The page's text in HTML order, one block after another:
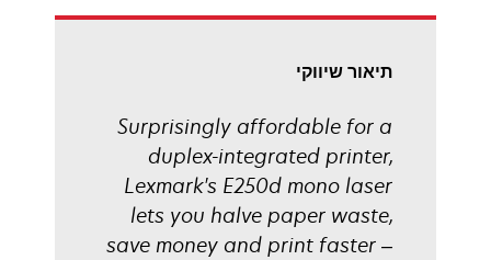
תיאור שיווקי
Surprisingly affordable for a
duplex-integrated printer,
Lexmark's E250d mono laser
lets you halve paper waste,
save money and print faster –